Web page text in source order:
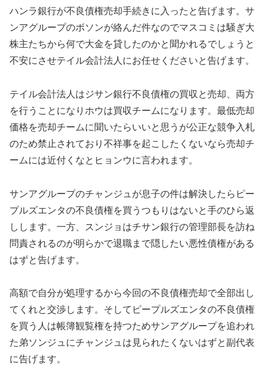
ハンラ銀行が不良債権売却手続きに入ったと告げます。サ
ンアグループのボソンが絡んだ件なのでマスコミは騒ぎ大
株主たちから何で大金を貸したのかと聞かれるでしょうと
不安にさせテイル会計法人にお任せくださいと告げます。
テイル会計法人はジサン銀行不良債権の買収と売却、両方
を行うことになりホウは買収チームになります。最低売却
価格を売却チームに聞いたらいいと思うが公正な競争入札
のため禁止されており不祥事を起こしたくないなら売却チ
ームには近付くなとヒョンウに言われます。
サンアグループのチャンジュが息子の件は解決したらピー
プルズエンタの不良債権を買うつもりはないと手のひら返
しします。一方、スンジョはチサン銀行の管理部長を訪ね
問責されるのが明らかで退職まで隠したい悪性債権がある
はずと告げます。
高額で自分が処理するから今回の不良債権売却で全部出し
てくれと交渉します。そしてピープルズエンタの不良債権
を買う人は帳簿観覧権を持つためサンアグループを追われ
た弟ソンジュにチャンジュは見られたくないはずと副代表
に告げます。